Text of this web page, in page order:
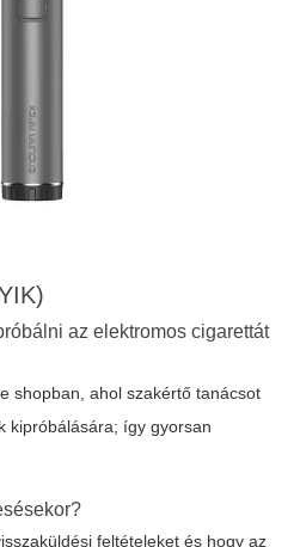
az elektromos cigarettát
shopban, ahol szakértő tanácsot
kipróbálására; így gyorsan
feltételeket és hogy az